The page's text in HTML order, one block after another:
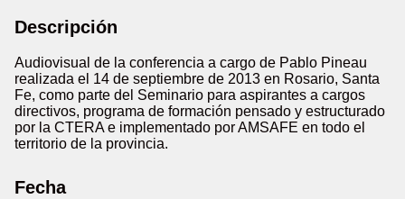
Descripción
Audiovisual de la conferencia a cargo de Pablo Pineau
realizada el 14 de septiembre de 2013 en Rosario, Santa
Fe, como parte del Seminario para aspirantes a cargos
directivos, programa de formación pensado y estructurado
por la CTERA e implementado por AMSAFE en todo el
territorio de la provincia.
Fecha